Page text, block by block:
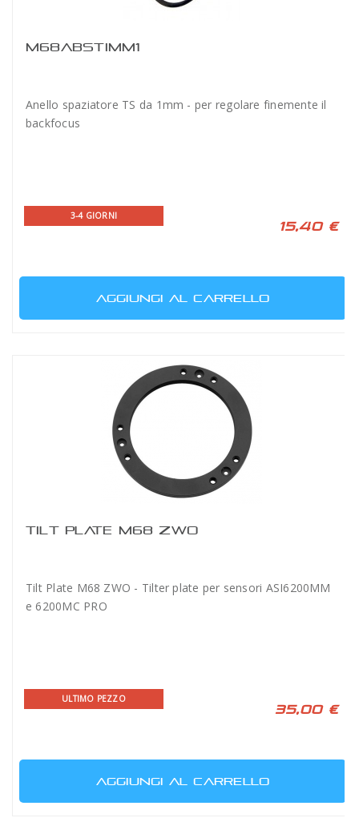
M68ABSTIMM1
Anello spaziatore TS da 1mm - per regolare finemente il
backfocus
3-4 GIORNI
15,40 €
AGGIUNGI AL CARRELLO
TILT PLATE M68 ZWO
Tilt Plate M68 ZWO - Tilter plate per sensori ASI6200MM
e 6200MC PRO
ULTIMO PEZZO
35,00 €
AGGIUNGI AL CARRELLO